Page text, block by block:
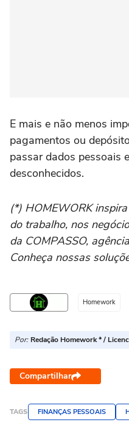
E mais e não menos
pagamentos ou
passar dados pessoais
desconhecidos.
(*) HOMEWORK
do trabalho, nos
da COMPASSO,
Conheça nossas
Homework
Por: Redação Homework * /
Compartilhar
TAGS FINANÇAS PESSOAIS